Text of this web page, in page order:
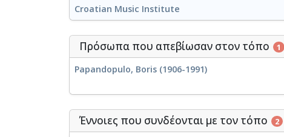
Croatian Music Institute
Πρόσωπα που απεβίωσαν στον τόπο 1
Papandopulo, Boris (1906-1991)
Έννοιες που συνδέονται με τον τόπο 2